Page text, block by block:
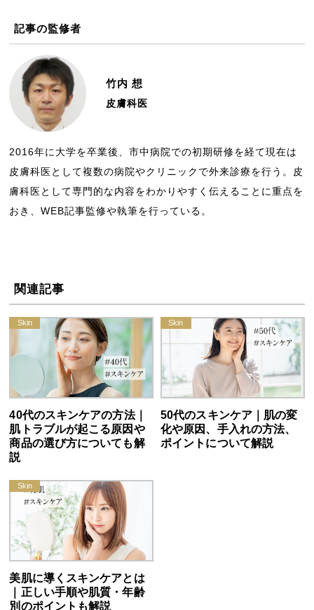
記事の監修者
竹内 想
皮膚科医
2016年に大学を卒業後、市中病院での初期研修を経て現在は
皮膚科医として複数の病院やクリニックで外来診療を行う。皮
膚科医として専門的な内容をわかりやすく伝えることに重点を
おき、WEB記事監修や執筆を行っている。
関連記事
40代のスキンケアの方法｜
肌トラブルが起こる原因や
商品の選び方についても解
説
50代のスキンケア｜肌の変
化や原因、手入れの方法、
ポイントについて解説
美肌に導くスキンケアとは
｜正しい手順や肌質・年齢
別のポイントも解説